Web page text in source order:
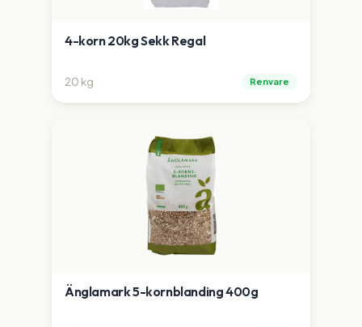
4-korn 20kg Sekk Regal
20 kg Renvare
Änglamark 5-kornblanding 400g